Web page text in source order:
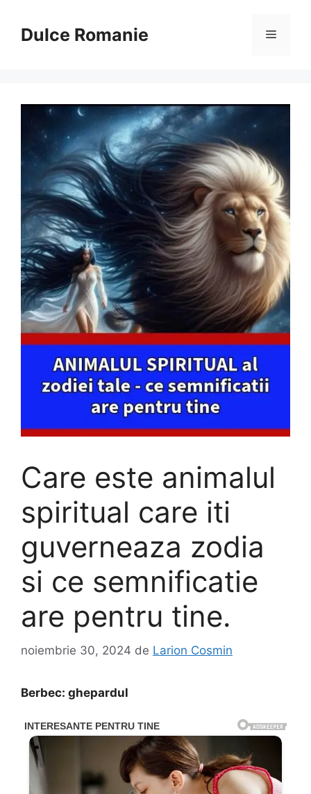
conținutDulce Romanie Meniu
Care este animalul
spiritual care iti
guverneaza zodia
si ce semnificatie
are pentru tine.
noiembrie 30, 2024 de Larion Cosmin
Berbec: ghepardul